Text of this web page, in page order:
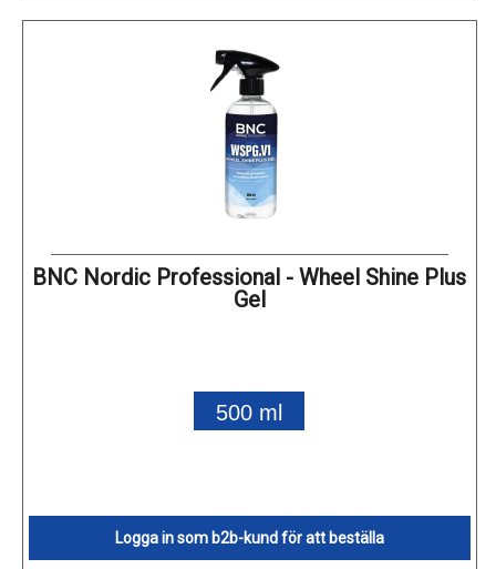
BNC Nordic Professional - Wheel Shine Plus
Gel
500 ml
Logga in som b2b-kund för att beställa